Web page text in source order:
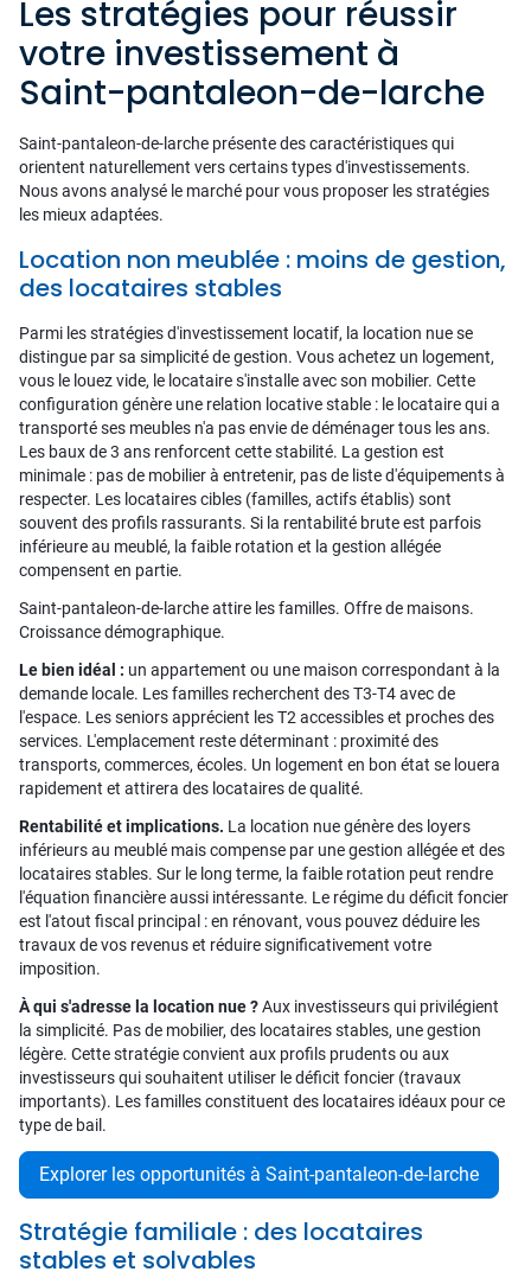
Les stratégies pour réussir
votre investissement à
Saint-pantaleon-de-larche
Saint-pantaleon-de-larche présente des caractéristiques qui
orientent naturellement vers certains types d'investissements.
Nous avons analysé le marché pour vous proposer les stratégies
les mieux adaptées.
Location non meublée : moins de gestion,
des locataires stables
Parmi les stratégies d'investissement locatif, la location nue se
distingue par sa simplicité de gestion. Vous achetez un logement,
vous le louez vide, le locataire s'installe avec son mobilier. Cette
configuration génère une relation locative stable : le locataire qui a
transporté ses meubles n'a pas envie de déménager tous les ans.
Les baux de 3 ans renforcent cette stabilité. La gestion est
minimale : pas de mobilier à entretenir, pas de liste d'équipements à
respecter. Les locataires cibles (familles, actifs établis) sont
souvent des profils rassurants. Si la rentabilité brute est parfois
inférieure au meublé, la faible rotation et la gestion allégée
compensent en partie.
Saint-pantaleon-de-larche attire les familles. Offre de maisons.
Croissance démographique.
Le bien idéal : un appartement ou une maison correspondant à la
demande locale. Les familles recherchent des T3-T4 avec de
l'espace. Les seniors apprécient les T2 accessibles et proches des
services. L'emplacement reste déterminant : proximité des
transports, commerces, écoles. Un logement en bon état se louera
rapidement et attirera des locataires de qualité.
Rentabilité et implications. La location nue génère des loyers
inférieurs au meublé mais compense par une gestion allégée et des
locataires stables. Sur le long terme, la faible rotation peut rendre
l'équation financière aussi intéressante. Le régime du déficit foncier
est l'atout fiscal principal : en rénovant, vous pouvez déduire les
travaux de vos revenus et réduire significativement votre
imposition.
À qui s'adresse la location nue ?Aux investisseurs qui privilégient
la simplicité. Pas de mobilier, des locataires stables, une gestion
légère. Cette stratégie convient aux profils prudents ou aux
investisseurs qui souhaitent utiliser le déficit foncier (travaux
importants). Les familles constituent des locataires idéaux pour ce
type de bail.
Explorer les opportunités à Saint-pantaleon-de-larche
Stratégie familiale : des locataires
stables et solvables